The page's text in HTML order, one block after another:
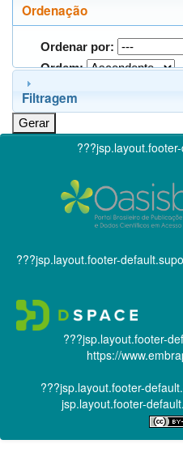
Ordenação
Ordenar por:
Ordem:
Filtragem
???jsp.layout.footer-
???jsp.layout.footer-
https://
???jsp.layout.footer-
jsp.layout.footer-